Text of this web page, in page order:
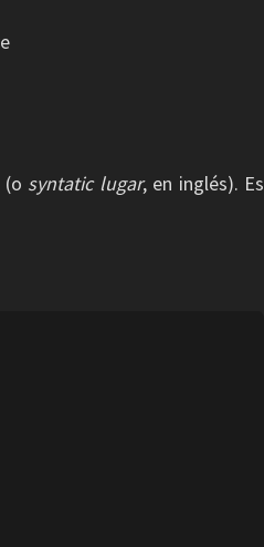
syntatic lugar, en inglés). Es